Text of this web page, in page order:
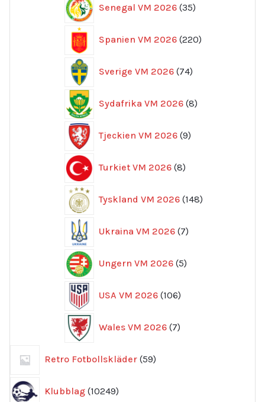
Senegal VM 2026 35
produkter
Spanien VM 2026 220
produkter
Sverige VM 2026 74
produkter
Sydafrika VM 2026 8
produkter
Tjeckien VM 2026 9
produkter
Turkiet VM 2026 8
produkter
Tyskland VM 2026 148
produkter
Ukraina VM 2026 7
produkter
Ungern VM 2026 5
produkter
USA VM 2026 106
produkter
Wales VM 2026 7
produkter
Retro Fotbollskläder 59
produkter
Klubblag 10249
produkter